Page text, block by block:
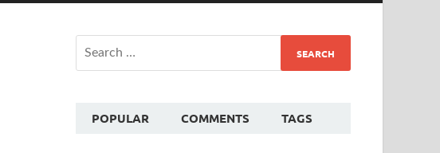
POPULAR COMMENTS TAGS